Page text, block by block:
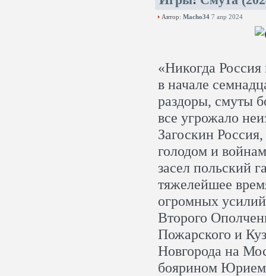
Автор: Macho34 7 апр 2024
«Никогда
в начале
раздоры, смуты
все угрожало
Загоскин
голодом и
засел польский
тяжелейшее
огромных
Второго
Пожарского и
Новгорода на
боярином